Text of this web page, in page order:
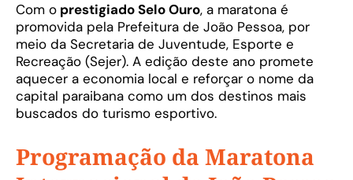
Com o prestigiado Selo Ouro, a maratona é
promovida pela Prefeitura de João Pessoa, por
meio da Secretaria de Juventude, Esporte e
Recreação (Sejer). A edição deste ano promete
aquecer a economia local e reforçar o nome da
capital paraibana como um dos destinos mais
buscados do turismo esportivo.
Programação da Maratona